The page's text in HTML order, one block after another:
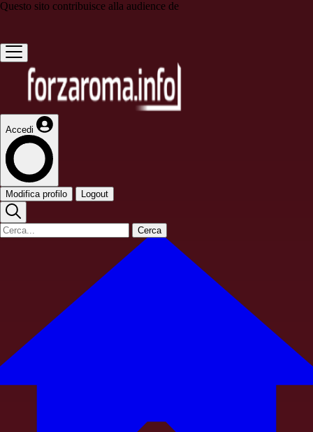
Questo sito contribuisce alla audience de
Accedi
Modifica profilo Logout
Cerca